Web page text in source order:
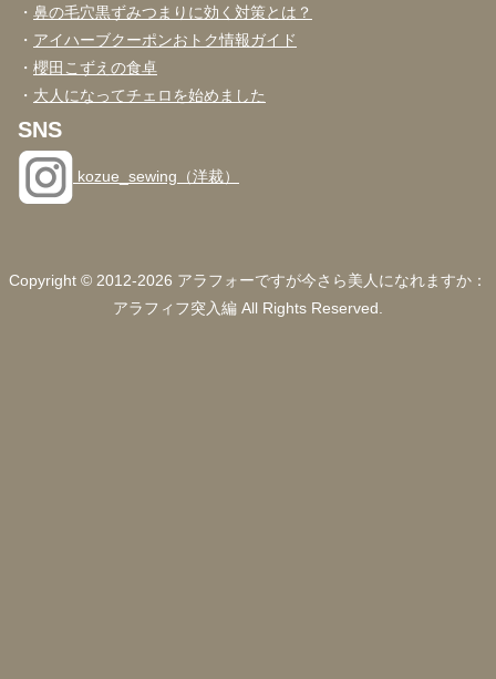
・ 鼻の毛穴黒ずみつまりに効く対策とは？
・ アイハーブクーポンおトク情報ガイド
・ 櫻田こずえの食卓
・ 大人になってチェロを始めました
SNS
kozue_sewing（洋裁）
Copyright © 2012-2026 アラフォーですが今さら美人になれますか：
アラフィフ突入編 All Rights Reserved.